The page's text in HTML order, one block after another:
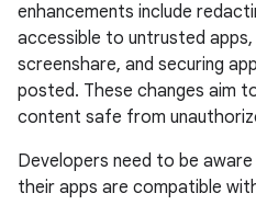
enhancements include
accessible to untrusted
screenshare, and securing
posted. These changes aim
content safe from
Developers need to be
their apps are compatible